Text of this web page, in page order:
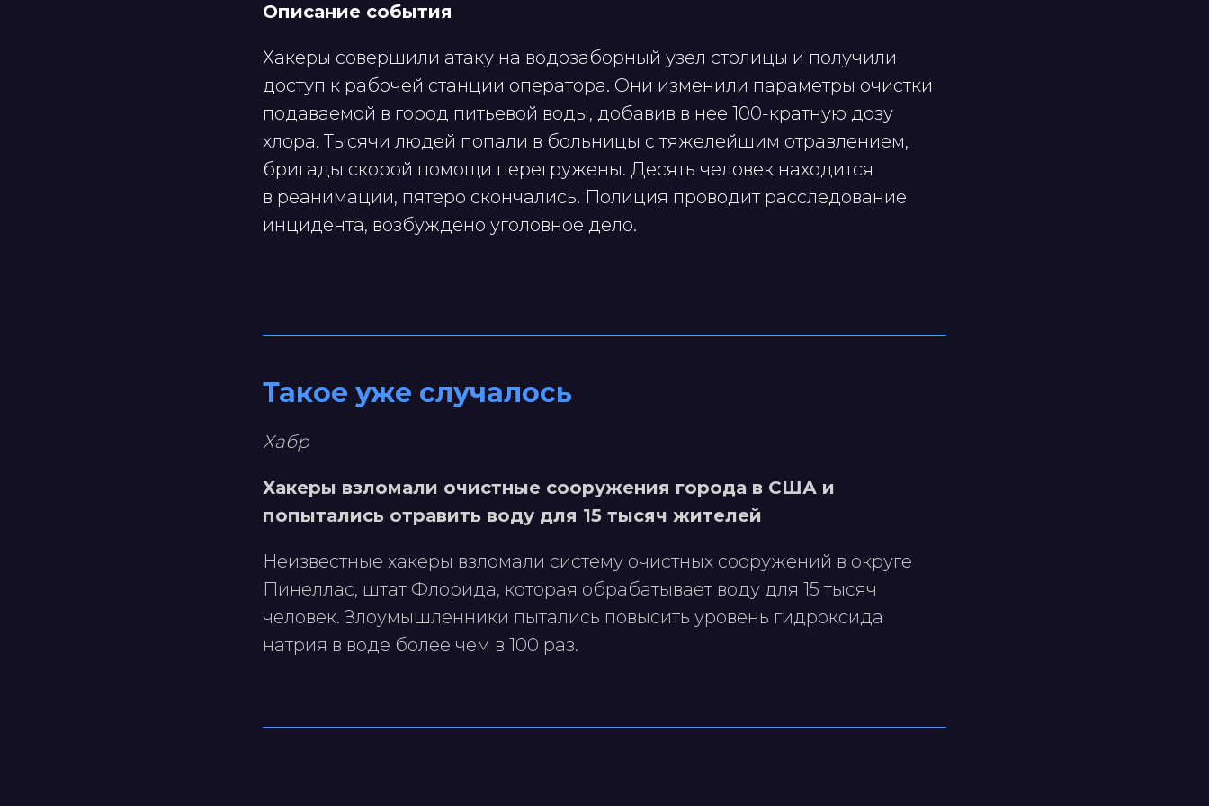
Описание события
Хакеры совершили атаку на водозаборный узел столицы и получили
доступ к рабочей станции оператора. Они изменили параметры очистки
подаваемой в город питьевой воды, добавив в нее 100-кратную дозу
хлора. Тысячи людей попали в больницы с тяжелейшим отравлением,
бригады скорой помощи перегружены. Десять человек находится
в реанимации, пятеро скончались. Полиция проводит расследование
инцидента, возбуждено уголовное дело.
Такое уже случалось
Хабр
Хакеры взломали очистные сооружения города в США и
попытались отравить воду для 15 тысяч жителей
Неизвестные хакеры взломали систему очистных сооружений в округе
Пинеллас, штат Флорида, которая обрабатывает воду для 15 тысяч
человек. Злоумышленники пытались повысить уровень гидроксида
натрия в воде более чем в 100 раз.